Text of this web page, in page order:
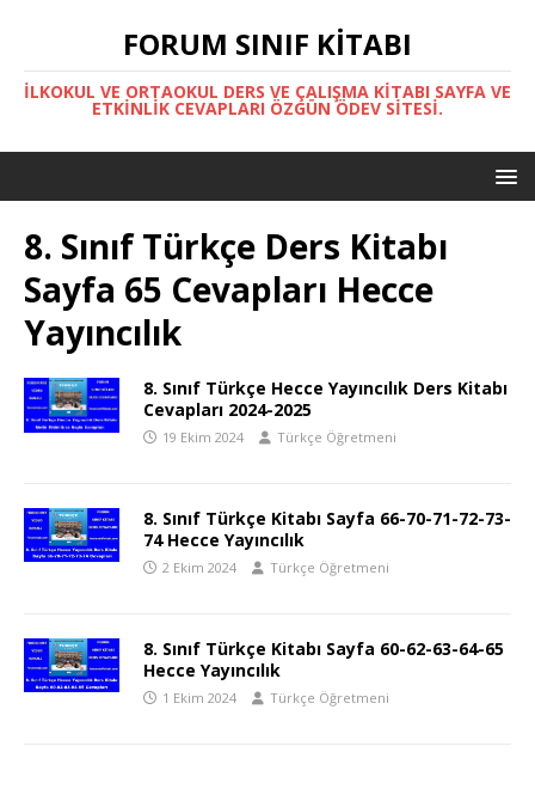
FORUM SINIF KITABI
İLKOKUL VE ORTAOKUL DERS VE ÇALIŞMA KITABI SAYFA VE
ETKINLIK CEVAPLARI ÖZGÜN ÖDEV SITESI.
8. Sınıf Türkçe Ders Kitabı
Sayfa 65 Cevapları Hecce
Yayıncılık
8. Sınıf Türkçe Hecce Yayıncılık Ders Kitabı
Cevapları 2024-2025
19 Ekim 2024 Türkçe Öğretmeni
8. Sınıf Türkçe Kitabı Sayfa 66-70-71-72-73-
74 Hecce Yayıncılık
2 Ekim 2024 Türkçe Öğretmeni
8. Sınıf Türkçe Kitabı Sayfa 60-62-63-64-65
Hecce Yayıncılık
1 Ekim 2024 Türkçe Öğretmeni